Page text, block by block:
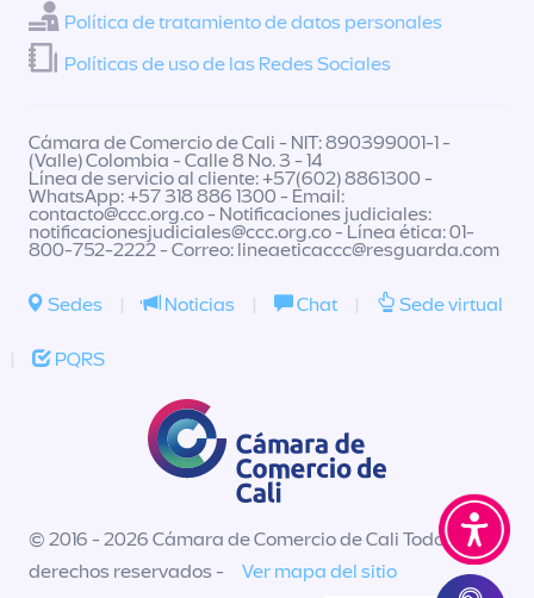
Política de tratamiento de datos personales
Políticas de uso de las Redes Sociales
Cámara de Comercio de Cali - NIT: 890399001-1 -
(Valle) Colombia - Calle 8 No. 3 - 14
Línea de servicio al cliente: +57(602) 8861300 -
WhatsApp: +57 318 886 1300 - Email:
contacto@ccc.org.co- Notificaciones judiciales:
notificacionesjudiciales@ccc.org.co- Línea ética: 01-
800-752-2222 - Correo: lineaeticaccc@resguarda.com
Sedes | Noticias | Chat | Sede virtual
| PQRS
© 2016 - 2026 Cámara de Comercio de Cali Todos los
derechos reservados -
Ver mapa del sitio